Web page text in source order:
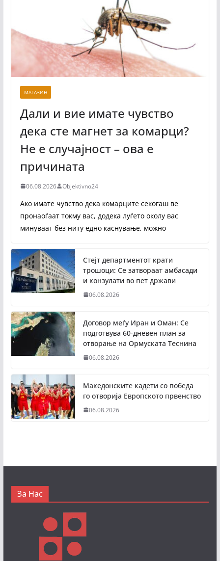
МАГАЗИН
Дали и вие имате чувство
дека сте магнет за комарци?
Не е случајност – ова е
причината
06.08.2026 Objektivno24
Ако имате чувство дека комарците секогаш ве
пронаоѓаат токму вас, додека луѓето околу вас
минуваат без ниту едно каснување, можно
Стејт департментот крати
трошоци: Се затвораат амбасади
и конзулати во пет држави
06.08.2026
Договор меѓу Иран и Оман: Се
подготвува 60-дневен план за
отворање на Ормуската Теснина
06.08.2026
Македонските кадети со победа
го отворија Европското првенство
06.08.2026
За Нас